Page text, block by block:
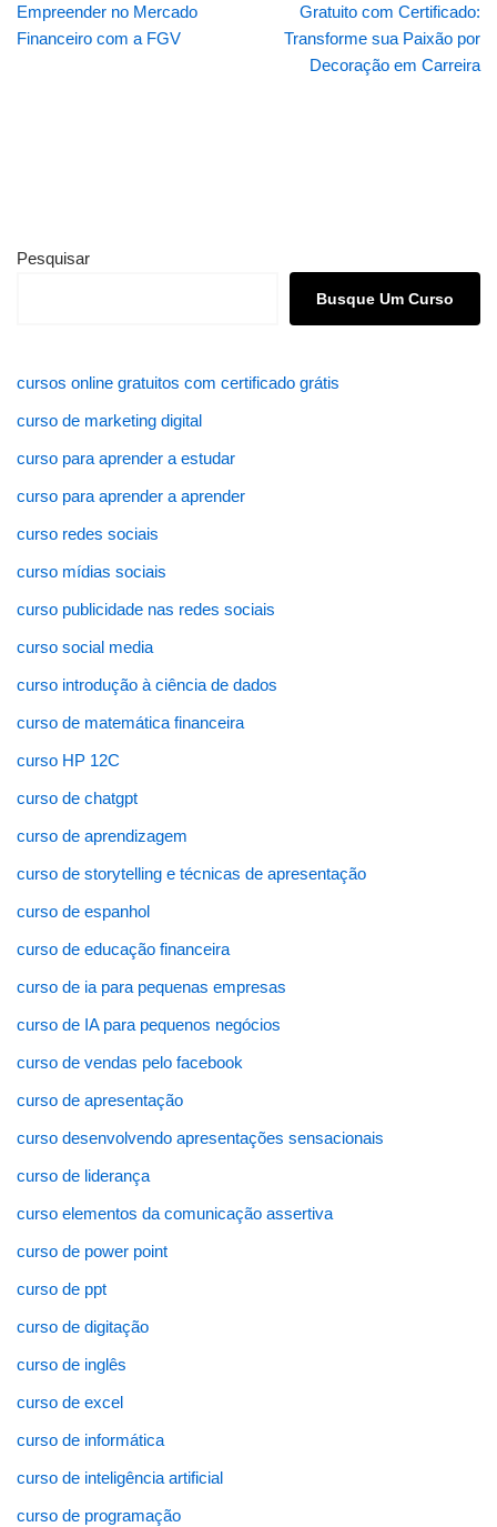
Empreender no Mercado
Financeiro com a FGV
Gratuito com Certificado:
Transforme sua Paixão por
Decoração em Carreira
Pesquisar
Busque Um Curso
cursos online gratuitos com certificado grátis
curso de marketing digital
curso para aprender a estudar
curso para aprender a aprender
curso redes sociais
curso mídias sociais
curso publicidade nas redes sociais
curso social media
curso introdução à ciência de dados
curso de matemática financeira
curso HP 12C
curso de chatgpt
curso de aprendizagem
curso de storytelling e técnicas de apresentação
curso de espanhol
curso de educação financeira
curso de ia para pequenas empresas
curso de IA para pequenos negócios
curso de vendas pelo facebook
curso de apresentação
curso desenvolvendo apresentações sensacionais
curso de liderança
curso elementos da comunicação assertiva
curso de power point
curso de ppt
curso de digitação
curso de inglês
curso de excel
curso de informática
curso de inteligência artificial
curso de programação